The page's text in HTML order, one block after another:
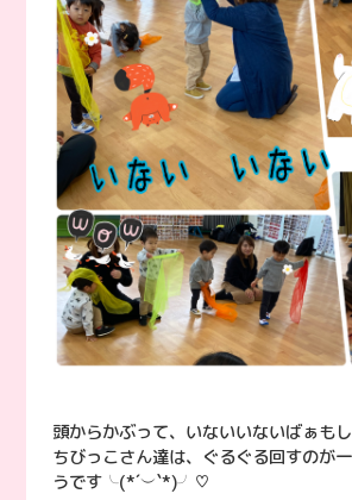
頭からかぶって、いないいないばぁも
ちびっこさん達は、ぐるぐる回すのが
うです╰(*´︶`*)╯♡